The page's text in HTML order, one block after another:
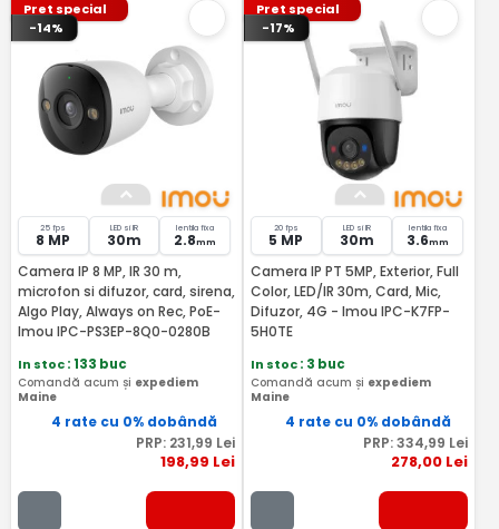
Pret special
-14%
25 fps
8 MP
LED si IR
30m
lentila fixa
2.8mm
Camera IP 8 MP, IR 30 m,
microfon si difuzor, card, sirena,
AIgo Play, Always on Rec, PoE-
Imou IPC-PS3EP-8Q0-0280B
In stoc: 133 buc
Comandă acum și expediem
Maine
4 rate cu 0% dobândă
PRP: 231,99 Lei
198,99 Lei
Pret special
-17%
20 fps
5 MP
LED si IR
30m
lentila fixa
3.6mm
Camera IP PT 5MP, Exterior, Full
Color, LED/IR 30m, Card, Mic,
Difuzor, 4G - Imou IPC-K7FP-
5H0TE
In stoc: 3 buc
Comandă acum și expediem
Maine
4 rate cu 0% dobândă
PRP:334,99 Lei
278,00 Lei